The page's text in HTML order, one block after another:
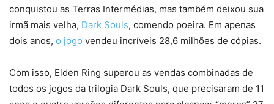
conquistou as Terras Intermédias, mas também deixou sua
irmã mais velha, Dark Souls, comendo poeira. Em apenas
dois anos, o jogo vendeu incríveis 28,6 milhões de cópias.
Com isso, Elden Ring superou as vendas combinadas de
todos os jogos da trilogia Dark Souls, que precisaram de 11